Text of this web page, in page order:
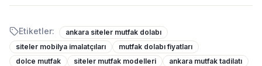
Etiketler:
ankara siteler mutfak dolabı
siteler mobilya imalatçıları
mutfak dolabı fiyatları
dolce mutfak
siteler mutfak modelleri
ankara mutfak tadilatı